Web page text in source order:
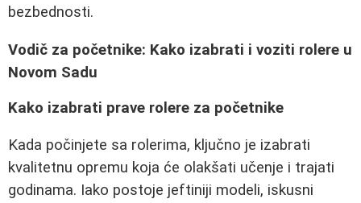
bezbednosti.
Vodič za početnike: Kako izabrati i voziti rolere u
Novom Sadu
Kako izabrati prave rolere za početnike
Kada počinjete sa rolerima, ključno je izabrati
kvalitetnu opremu koja će olakšati učenje i trajati
godinama. Iako postoje jeftiniji modeli, iskusni